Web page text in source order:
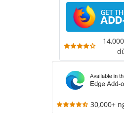
30,000+